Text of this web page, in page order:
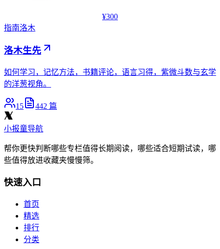
¥300
指南洛木
洛木生先
如何学习，记忆方法，书籍评论，语言习得，紫微斗数与玄学
的洋葱视角。
15 442 篇
小报童导航
帮你更快判断哪些专栏值得长期阅读，哪些适合短期试读，哪
些值得放进收藏夹慢慢筛。
快速入口
首页
精选
排行
分类